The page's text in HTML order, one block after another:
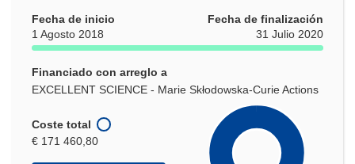
Fecha de inicio
1 Agosto 2018
Fecha de finalización
31 Julio 2020
Financiado con arreglo a
EXCELLENT SCIENCE - Marie Skłodowska-Curie Actions
Coste total
€ 171 460,80